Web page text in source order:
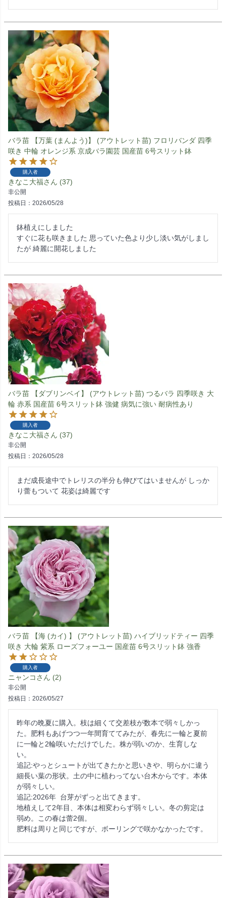
バラ苗 【万葉 (まんよう)】 (アウトレット苗) フロリバンダ 四季
咲き 中輪 オレンジ系 京成バラ園芸 国産苗 6号スリット鉢
購入者
きなこ大福 37
非公開
投稿日
2026/05/28
鉢植えにしました
すぐに花も咲きました 思っていた色より少し淡い気がしまし
たが 綺麗に開花しました
バラ苗 【ダブリンベイ】 (アウトレット苗) つるバラ 四季咲き 大
輪 赤系 国産苗 6号スリット鉢 強健 病気に強い 耐病性あり
購入者
きなこ大福 37
非公開
投稿日
2026/05/28
まだ成長途中でトレリスの半分も伸びてはいませんが しっか
り蕾もついて 花姿は綺麗です
バラ苗 【海 (カイ) 】 (アウトレット苗) ハイブリッドティー 四季
咲き 大輪 紫系 ローズフォーユー 国産苗 6号スリット鉢 強香
購入者
ニャンコ 2
非公開
投稿日
2026/05/27
昨年の晩夏に購入。枝は細くて交差枝が数本で弱々しかっ
た。肥料もあげつつ一年間育ててみたが、春先に一輪と夏前
に一輪と2輪咲いただけでした。株が弱いのか、生育しな
い。
追記:やっとシュートが出てきたかと思いきや、明らかに違う
細長い葉の形状。土の中に植わってない台木からです。本体
が弱々しい。
追記:2026年  台芽がずっと出てきます。
地植えして2年目、本体は相変わらず弱々しい。冬の剪定は
弱め。この春は蕾2個。